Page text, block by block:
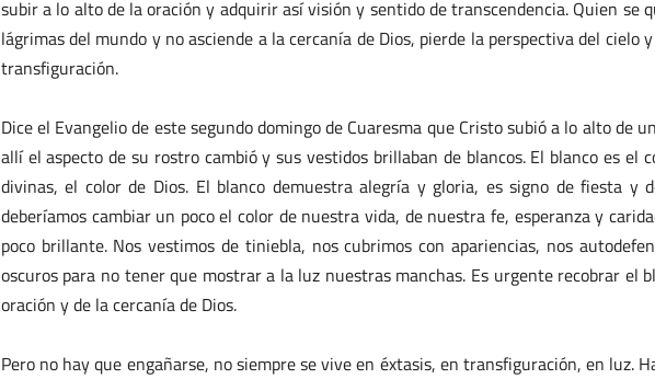
subir a lo alto de la oración y adquirir así visión y sentido de transcendencia. Quien se
lágrimas del mundo y no asciende a la cercanía de Dios, pierde la perspectiva del cielo
transfiguración.
Dice el Evangelio de este segundo domingo de Cuaresma que Cristo subió a lo alto de
allí el aspecto de su rostro cambió y sus vestidos brillaban de blancos. El blanco es el
divinas, el color de Dios. El blanco demuestra alegría y gloria, es signo de fiesta y
deberíamos cambiar un poco el color de nuestra vida, de nuestra fe, esperanza y
poco brillante. Nos vestimos de tiniebla, nos cubrimos con apariencias, nos
oscuros para no tener que mostrar a la luz nuestras manchas. Es urgente recobrar el
oración y de la cercanía de Dios.
Pero no hay que engañarse, no siempre se vive en éxtasis, en transfiguración, en luz.